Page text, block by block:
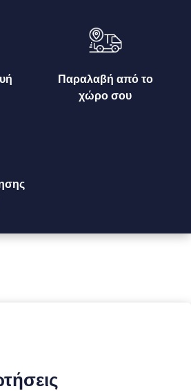
Παραλαβή από το
χώρο σου